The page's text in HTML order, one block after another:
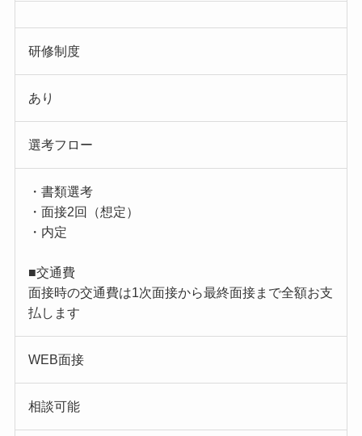
研修制度
あり
選考フロー
・書類選考
・面接2回（想定）
・内定
■交通費
面接時の交通費は1次面接から最終面接まで全額お支
払します
WEB面接
相談可能